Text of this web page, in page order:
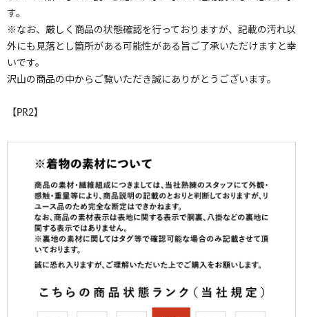
す。
※なお、厳しく商品の状態確認を行っておりますが、記載の汚れ以
外にも見落とし箇所がある可能性がある旨ご了承いただけますと幸
いです。
沢山の商品の中からご覧いただき誠にありがとうございます。
【PR2】